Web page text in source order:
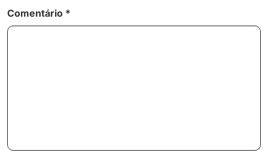
Comentário *